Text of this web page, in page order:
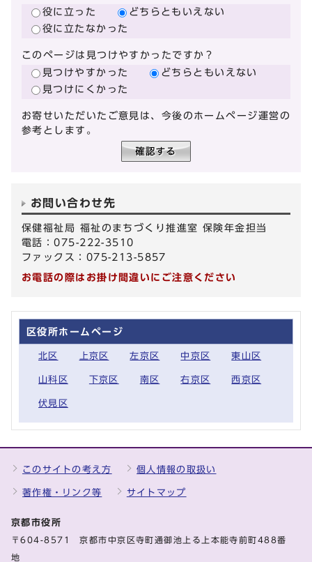
役に立った
どちらともいえない
役に立たなかった
このページは見つけやすかったですか？
見つけやすかった
どちらともいえない
見つけにくかった
お寄せいただいたご意見は、今後のホームページ運営の
参考とします。
お問い合わせ先
保健福祉局 福祉のまちづくり推進室 保険年金担当
電話：075-222-3510
ファックス：075-213-5857
お電話の際はお掛け間違いにご注意ください
区役所ホームページ
北区 上京区 左京区 中京区 東山区
山科区 下京区 南区 右京区 西京区
伏見区
このサイトの考え方 個人情報の取扱い
著作権・リンク等 サイトマップ
京都市役所
〒604-8571 京都市中京区寺町通御池上る上本能寺前町488番
地